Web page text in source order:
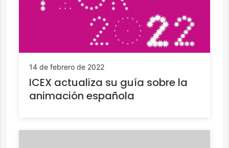
14 de febrero de 2022
ICEX actualiza su guía sobre la
animación española